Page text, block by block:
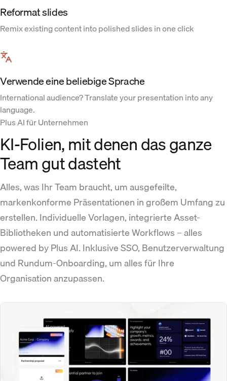
Reformat slides
Remix existing content into polished slides in one click
Verwende eine beliebige Sprache
International audience? Translate your presentation into any
language.
Plus AI für Unternehmen
KI-Folien, mit denen das ganze
Team gut dasteht
Alles, was Ihr Team braucht, um ausgefeilte,
markenkonforme Präsentationen in großem Umfang zu
erstellen. Individuelle Vorlagen, integrierte Asset-
Bibliotheken und automatisierte Workflows – alles
powered by Plus AI. Inklusive SSO, Benutzerverwaltung
und Rundum-Onboarding, um alles für Ihre
Organisation anzupassen.